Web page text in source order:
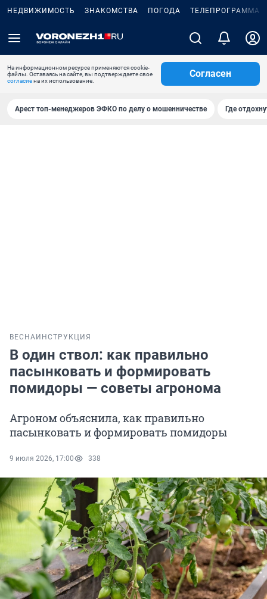
НЕДВИЖИМОСТЬ ЗНАКОМСТВА ПОГОДА ТЕЛЕПРОГРАММА
На информационном ресурсе применяются cookie-
файлы. Оставаясь на сайте, вы подтверждаете свое
согласиена их использование.
Согласен
Арест топ-менеджеров ЭФКО по делу о мошенничестве Где
ВЕСНА ИНСТРУКЦИЯ
В один ствол: как правильно
пасынковать и формировать
помидоры — советы агронома
Агроном объяснила, как правильно
пасынковать и формировать помидоры
9 июля 2026, 17:00 338